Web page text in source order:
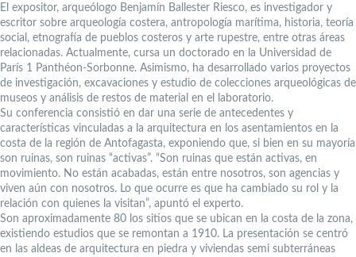
El expositor, arqueólogo Benjamín Ballester Riesco, es investigador y
escritor sobre arqueología costera, antropología marítima, historia, teoría
social, etnografía de pueblos costeros y arte rupestre, entre otras áreas
relacionadas. Actualmente, cursa un doctorado en la Universidad de
París 1 Panthéon-Sorbonne. Asimismo, ha desarrollado varios proyectos
de investigación, excavaciones y estudio de colecciones arqueológicas de
museos y análisis de restos de material en el laboratorio.
Su conferencia consistió en dar una serie de antecedentes y
características vinculadas a la arquitectura en los asentamientos en la
costa de la región de Antofagasta, exponiendo que, si bien en su mayoría
son ruinas, son ruinas “activas”. “Son ruinas que están activas, en
movimiento. No están acabadas, están entre nosotros, son agencias y
viven aún con nosotros. Lo que ocurre es que ha cambiado su rol y la
relación con quienes la visitan”, apuntó el experto.
Son aproximadamente 80 los sitios que se ubican en la costa de la zona,
existiendo estudios que se remontan a 1910. La presentación se centró
en las aldeas de arquitectura en piedra y viviendas semi subterráneas